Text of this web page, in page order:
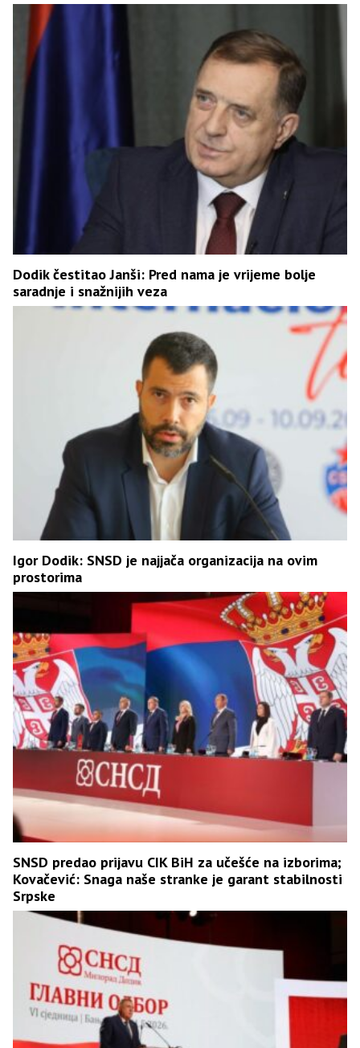
Dodik čestitao Janši: Pred nama je vrijeme bolje
saradnje i snažnijih veza
Igor Dodik: SNSD je najjača organizacija na ovim
prostorima
SNSD predao prijavu CIK BiH za učešće na izborima;
Kovačević: Snaga naše stranke je garant stabilnosti
Srpske